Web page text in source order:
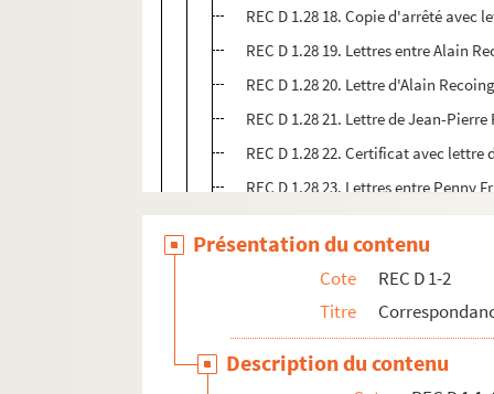
REC D 1.28 18. Copie d'arrêté
REC D 1.28 19. Lettres entre Alain
REC D 1.28 20. Lettre d'Alain
REC D 1.28 21. Lettre de Jean-
REC D 1.28 22. Certificat avec
REC D 1.28 23. Lettres entre Penny
REC D 1.28 24. Note de Dominique
REC D 1.28 25. Bilan financier
REC D 1.28 26. Documentation
REC D 1.28 27. Plaquette sur la
REC D 1.28 28. Note et texte sur le
Présentation du contenu
Cote
REC D 1-2
Titre
Description du contenu